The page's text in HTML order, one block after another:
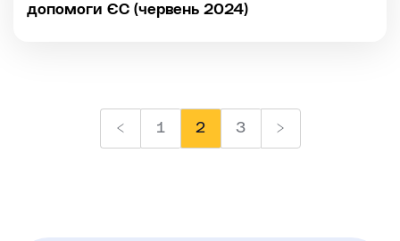
допомоги ЄС (червень 2024)
1 2 3